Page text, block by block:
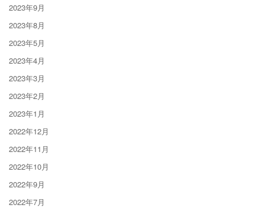
2023年9月
2023年8月
2023年5月
2023年4月
2023年3月
2023年2月
2023年1月
2022年12月
2022年11月
2022年10月
2022年9月
2022年7月